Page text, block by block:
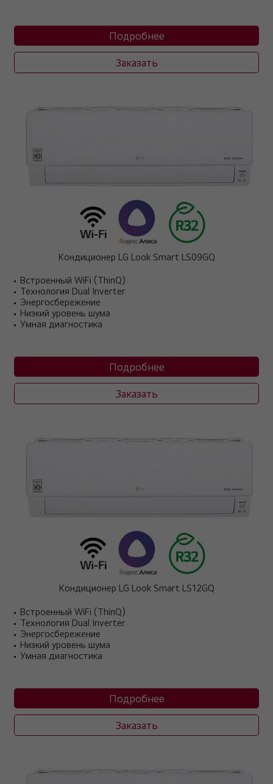
Подробнее
Заказать
Кондиционер LG Look Smart LS09GQ
Встроенный WiFi (ThinQ)
Технология Dual Inverter
Энергосбережение
Низкий уровень шума
Умная диагностика
Подробнее
Заказать
Кондиционер LG Look Smart LS12GQ
Встроенный WiFi (ThinQ)
Технология Dual Inverter
Энергосбережение
Низкий уровень шума
Умная диагностика
Подробнее
Заказать